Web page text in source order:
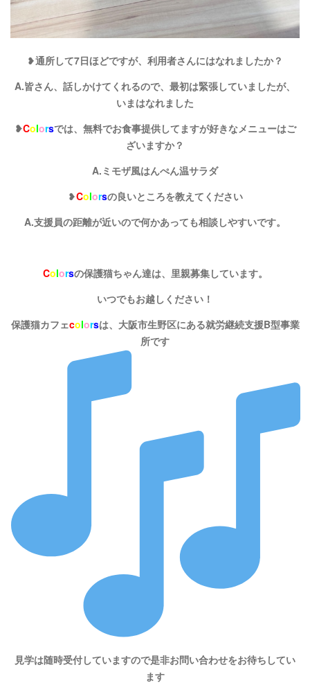
❥通所して7日ほどですが、利用者さんにはなれましたか？
A.皆さん、話しかけてくれるので、最初は緊張していましたが、
いまはなれました
❥Colorsでは、無料でお食事提供してますが好きなメニューはご
ざいますか？
A.ミモザ風はんぺん温サラダ
❥Colorsの良いところを教えてください
A.支援員の距離が近いので何かあっても相談しやすいです。
Colorsの保護猫ちゃん達は、里親募集しています。
いつでもお越しください！
保護猫カフェcolorsは、大阪市生野区にある就労継続支援B型事業
所です
見学は随時受付していますので是非お問い合わせをお待ちしてい
ます